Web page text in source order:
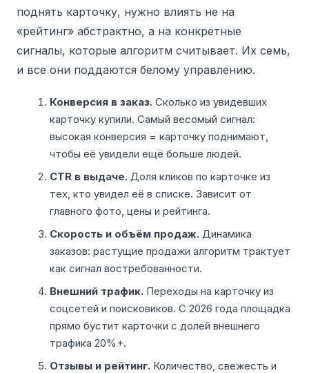
поднять карточку, нужно влиять не на
«рейтинг» абстрактно, а на конкретные
сигналы, которые алгоритм считывает. Их семь,
и все они поддаются белому управлению.
Конверсия в заказ. Сколько из увидевших
карточку купили. Самый весомый сигнал:
высокая конверсия = карточку поднимают,
чтобы её увидели ещё больше людей.
CTR в выдаче. Доля кликов по карточке из
тех, кто увидел её в списке. Зависит от
главного фото, цены и рейтинга.
Скорость и объём продаж. Динамика
заказов: растущие продажи алгоритм трактует
как сигнал востребованности.
Внешний трафик. Переходы на карточку из
соцсетей и поисковиков. С 2026 года площадка
прямо бустит карточки с долей внешнего
трафика 20%+.
Отзывы и рейтинг. Количество, свежесть и